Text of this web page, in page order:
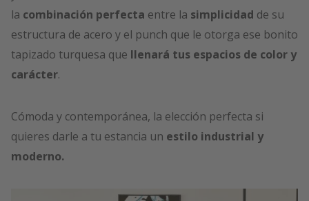
la combinación perfecta entre la simplicidad de su
estructura de acero y el punch que le otorga ese bonito
tapizado turquesa que llenará tus espacios de color y
carácter.
Cómoda y contemporánea, la elección perfecta si
quieres darle a tu estancia un estilo industrial y
moderno.